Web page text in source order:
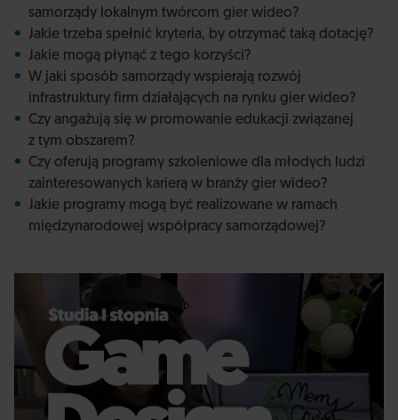
samorządy lokalnym twórcom gier wideo?
Jakie trzeba spełnić kryteria, by otrzymać taką dotację?
Jakie mogą płynąć z tego korzyści?
W jaki sposób samorządy wspierają rozwój
infrastruktury firm działających na rynku gier wideo?
Czy angażują się w promowanie edukacji związanej
z tym obszarem?
Czy oferują programy szkoleniowe dla młodych ludzi
zainteresowanych karierą w branży gier wideo?
Jakie programy mogą być realizowane w ramach
międzynarodowej współpracy samorządowej?